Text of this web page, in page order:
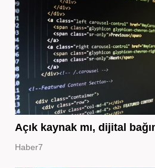
Açık kaynak mı, dijital
Haber7